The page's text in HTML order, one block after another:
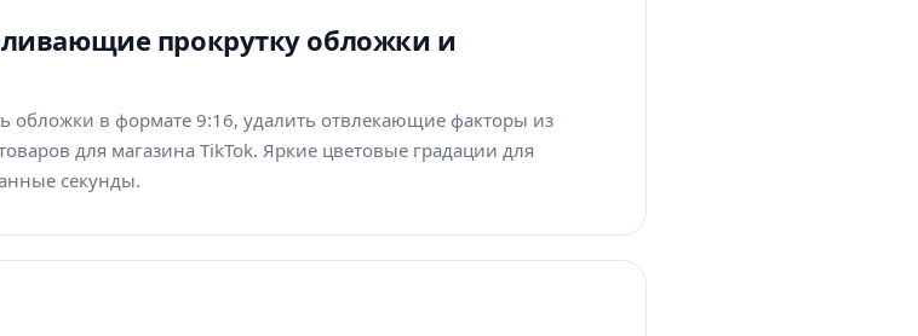
прокрутку обложки и
обложки в формате 9:16, удалить отвлекающие факторы из
для магазина TikTok. Яркие цветовые градации для
секунды.